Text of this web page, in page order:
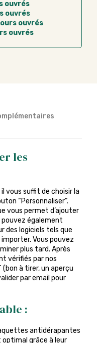
mandat
ouvrés
ouvrés
ouvrés
ouvrés
les
vous suffit de choisir la
“Personnaliser”.
vous permet d’ajouter
pouvez également
des logiciels tels que
Vous pouvez
plus tard. Après
vérifiés par nos
(bon à tirer, un aperçu
par email pour
:
antidérapantes
grâce à leur